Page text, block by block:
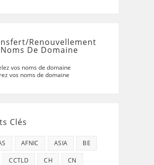
renouvellement
De Domaine
vos noms de domaine
vos noms de domaine
Clés
AFNIC ASIA BE
CCTLD CH CN